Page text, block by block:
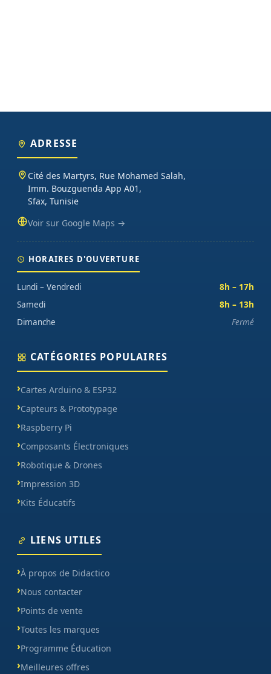
ADRESSE
Cité des Martyrs, Rue Mohamed Salah,
Imm. Bouzguenda App A01,
Sfax, Tunisie
Voir sur Google Maps →
HORAIRES D'OUVERTURE
Lundi – Vendredi
8h – 17h
Samedi
8h – 13h
Dimanche
Fermé
CATÉGORIES POPULAIRES
Cartes Arduino & ESP32
Capteurs & Prototypage
Raspberry Pi
Composants Électroniques
Robotique & Drones
Impression 3D
Kits Éducatifs
LIENS UTILES
À propos de Didactico
Nous contacter
Points de vente
Toutes les marques
Programme Éducation
Meilleures offres